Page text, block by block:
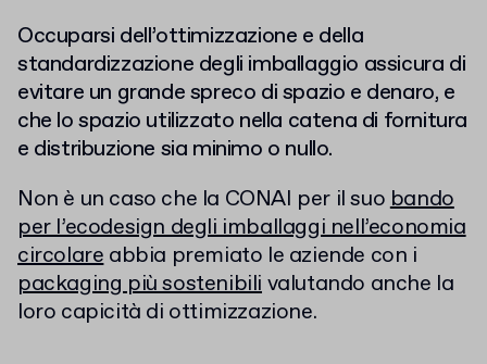
Occuparsi dell’ottimizzazione e della
standardizzazione degli imballaggio assicura di
evitare un grande spreco di spazio e denaro, e
che lo spazio utilizzato nella catena di fornitura
e distribuzione sia minimo o nullo.
Non è un caso che la CONAI per il suobando
per l’ecodesign degli imballaggi nell’economia
circolareabbia premiato le aziende con i
packaging più sostenibilivalutando anche la
loro capicità di ottimizzazione.